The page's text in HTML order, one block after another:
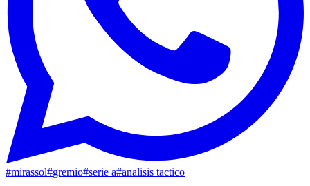
#mirassol#gremio#serie a#analisis tactico